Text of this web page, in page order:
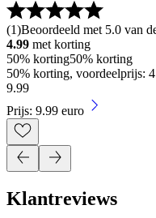
(1)Beoordeeld met 5.0 van
4.99 met korting
50% korting50% korting
50% korting, voordeelprijs:
9.99
Prijs: 9.99 euro
Klantreviews